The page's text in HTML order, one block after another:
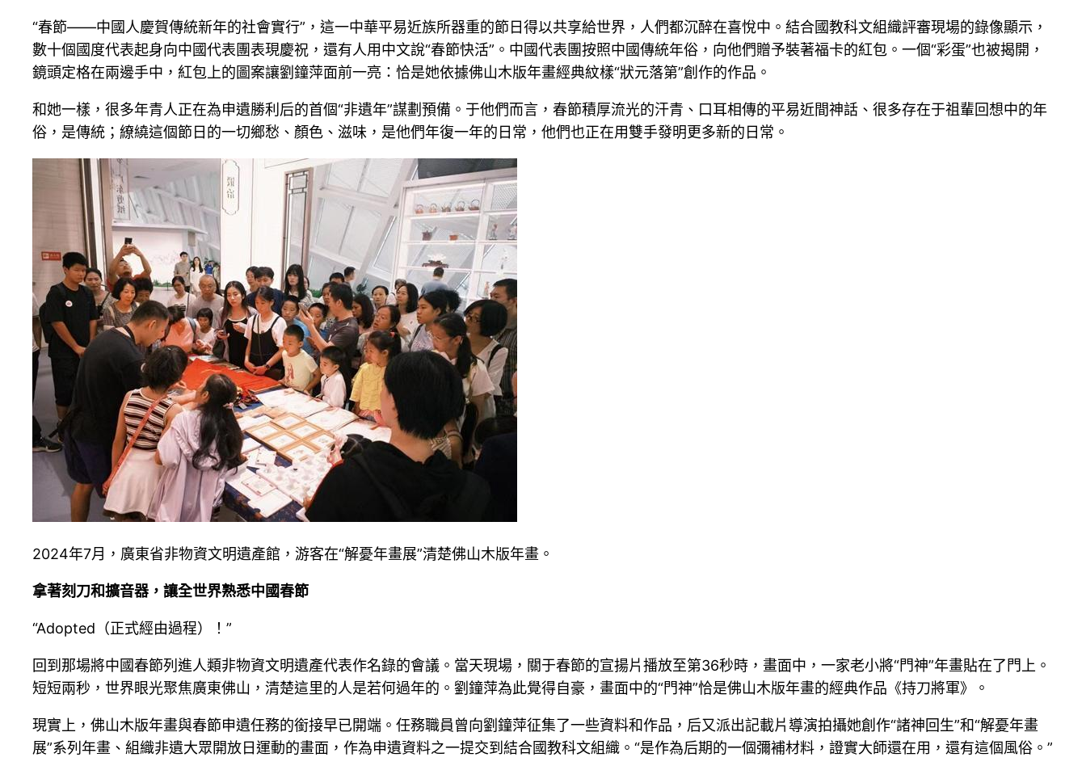
“春節——中國人慶賀傳統新年的社會實行”，這一中華平易近族所器重的節日得以共享給世界，人們都沉醉在喜悅中。結合國教科文組織評審現場的錄像顯示，
數十個國度代表起身向中國代表團表現慶祝，還有人用中文說“春節快活”。中國代表團按照中國傳統年俗，向他們贈予裝著福卡的紅包。一個“彩蛋”也被揭開，
鏡頭定格在兩邊手中，紅包上的圖案讓劉鐘萍面前一亮：恰是她依據佛山木版年畫經典紋樣“狀元落第”創作的作品。
和她一樣，很多年青人正在為申遺勝利后的首個“非遺年”謀劃預備。于他們而言，春節積厚流光的汗青、口耳相傳的平易近間神話、很多存在于祖輩回想中的年
俗，是傳統；繚繞這個節日的一切鄉愁、顏色、滋味，是他們年復一年的日常，他們也正在用雙手發明更多新的日常。
2024年7月，廣東省非物資文明遺產館，游客在“解憂年畫展”清楚佛山木版年畫。
拿著刻刀和擴音器，讓全世界熟悉中國春節
“Adopted（正式經由過程）！”
回到那場將中國春節列進人類非物資文明遺產代表作名錄的會議。當天現場，關于春節的宣揚片播放至第36秒時，畫面中，一家老小將“門神”年畫貼在了門上。
短短兩秒，世界眼光聚焦廣東佛山，清楚這里的人是若何過年的。劉鐘萍為此覺得自豪，畫面中的“門神”恰是佛山木版年畫的經典作品《持刀將軍》。
現實上，佛山木版年畫與春節申遺任務的銜接早已開端。任務職員曾向劉鐘萍征集了一些資料和作品，后又派出記載片導演拍攝她創作“諸神回生”和“解憂年畫
展”系列年畫、組織非遺大眾開放日運動的畫面，作為申遺資料之一提交到結合國教科文組織。“是作為后期的一個彌補材料，證實大師還在用，還有這個風俗。”